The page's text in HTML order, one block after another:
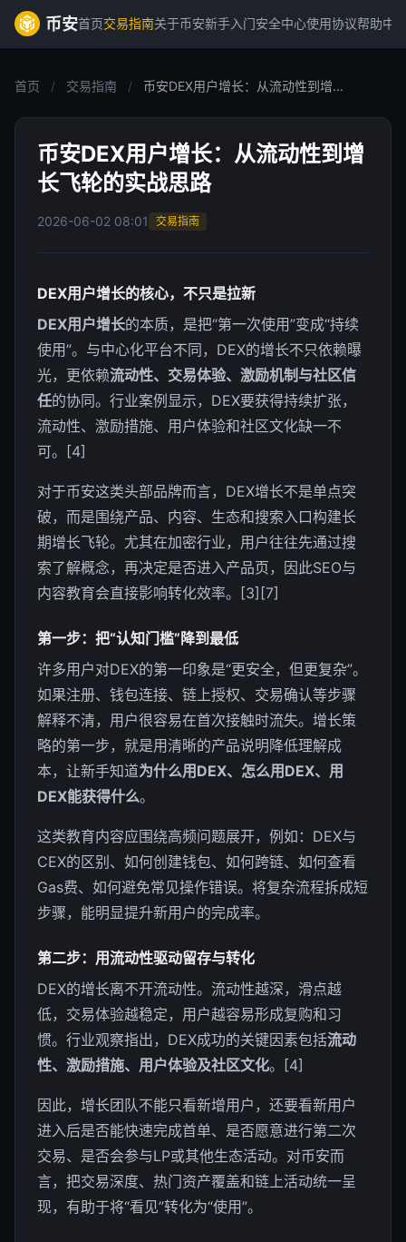
币安首页交易指南关于币安新手入门安全中心使用协议帮助中
首页 / 交易指南 / 币安DEX用户增长：从流动性到增...
币安DEX用户增长：从流动性到增
长飞轮的实战思路
2026-06-02 08:01 交易指南
DEX用户增长的核心，不只是拉新
DEX用户增长的本质，是把“第一次使用”变成“持续
使用”。与中心化平台不同，DEX的增长不只依赖曝
光，更依赖流动性、交易体验、激励机制与社区信
任的协同。行业案例显示，DEX要获得持续扩张，
流动性、激励措施、用户体验和社区文化缺一不
可。[4]
对于币安这类头部品牌而言，DEX增长不是单点突
破，而是围绕产品、内容、生态和搜索入口构建长
期增长飞轮。尤其在加密行业，用户往往先通过搜
索了解概念，再决定是否进入产品页，因此SEO与
内容教育会直接影响转化效率。[3][7]
第一步：把“认知门槛”降到最低
许多用户对DEX的第一印象是“更安全，但更复杂”。
如果注册、钱包连接、链上授权、交易确认等步骤
解释不清，用户很容易在首次接触时流失。增长策
略的第一步，就是用清晰的产品说明降低理解成
本，让新手知道为什么用DEX、怎么用DEX、用
DEX能获得什么。
这类教育内容应围绕高频问题展开，例如：DEX与
CEX的区别、如何创建钱包、如何跨链、如何查看
Gas费、如何避免常见操作错误。将复杂流程拆成短
步骤，能明显提升新用户的完成率。
第二步：用流动性驱动留存与转化
DEX的增长离不开流动性。流动性越深，滑点越
低，交易体验越稳定，用户越容易形成复购和习
惯。行业观察指出，DEX成功的关键因素包括流动
性、激励措施、用户体验及社区文化。[4]
因此，增长团队不能只看新增用户，还要看新用户
进入后是否能快速完成首单、是否愿意进行第二次
交易、是否会参与LP或其他生态活动。对币安而
言，把交易深度、热门资产覆盖和链上活动统一呈
现，有助于将“看见”转化为“使用”。